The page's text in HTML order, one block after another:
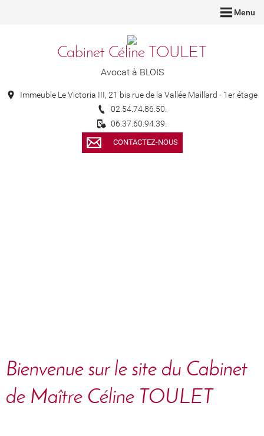
Menu
Cabinet Céline TOULET
Avocat à BLOIS
Immeuble Le Victoria III, 21 bis rue de la Vallée Maillard - 1er étage
02.54.74.86.50.
06.37.60.94.39.
CONTACTEZ-NOUS
Bienvenue sur le site du Cabinet
de Maître Céline TOULET